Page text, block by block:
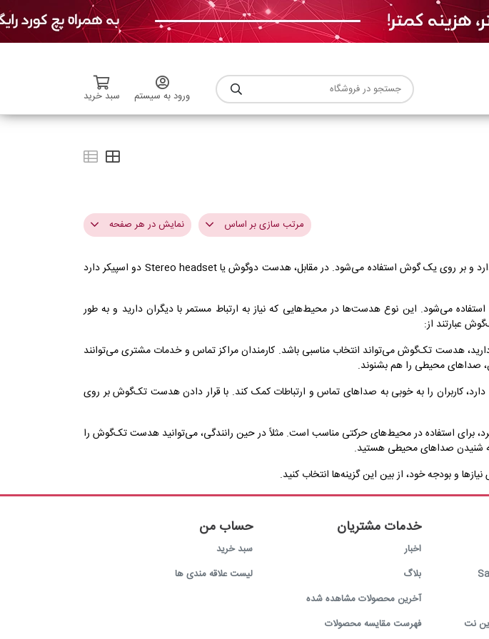
ورود به سیستم
سبد خرید
مرتب سازی بر اساس
گران ترین
مرتبط ترین
جدیدترین
نمایش در هر صفحه
3
9
هدست تک‌گوش یا Mono headset یک نوع هدست است که فقط یک اسپیکر و یک میکروفون دارد و بر روی یک گوش استفاده می‌شود. در مقابل، هدست دوگوش یا Stereo headset دو اسپیکر دارد
می‌شود. این نوع هدست‌ها در محیط‌هایی که نیاز به ارتباط مستمر با دیگران دارید و به طور
عبارتند از:
هدست تک‌گوش می‌تواند انتخاب مناسبی باشد. کارمندان مراکز تماس و خدمات مشتری می‌توانند
صداهای محیطی را هم بشنوند.
کاربران را به خوبی به صداهای تماس و ارتباطات کمک کند. با قرار دادن هدست تک‌گوش بر روی
استفاده در محیط‌های حرکتی مناسب است. مثلاً در حین رانندگی، می‌توانید هدست تک‌گوش را
شنیدن صداهای محیطی هستید.
و بودجه خود، از بین این گزینه‌ها انتخاب کنید.
نت
خدمات مشتریان
اخبار
بلاگ
آخرین محصولات مشاهده شده
فهرست مقایسه محصولات
حساب من
سبد خرید
لیست علاقه مندی ها